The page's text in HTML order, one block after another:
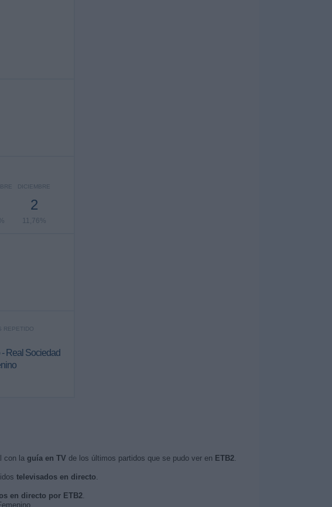
DICIEMBRE
2
11,76%
REPETIDO
Real Sociedad
con la guía en TV de los últimos partidos que se pudo ver en ETB2.
televisados en directo.
en directo por ETB2.